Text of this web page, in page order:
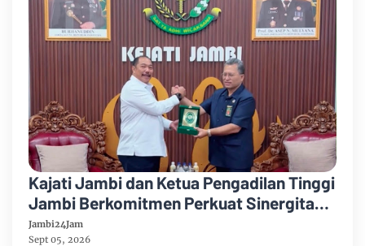
Kajati Jambi dan Ketua Pengadilan Tinggi
Jambi Berkomitmen Perkuat Sinergitas
Penegakan Hukum
Jambi24Jam
Sept 05, 2026